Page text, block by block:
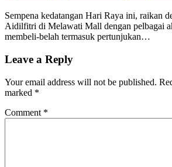
Sempena kedatangan Hari Raya ini, raikan
Aidilfitri di Melawati Mall dengan pelbagai
membeli-belah termasuk pertunjukan…
Leave a Reply
Your email address will not be published.
marked *
Comment *